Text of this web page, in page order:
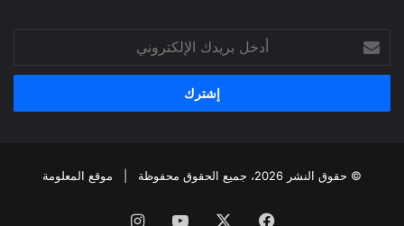
بريدك
الإلكتروني
© حقوق النشر 2026، جميع الحقوق محفوظة | موقع المعلومة
فيسبوك يوتيوبانستقرام